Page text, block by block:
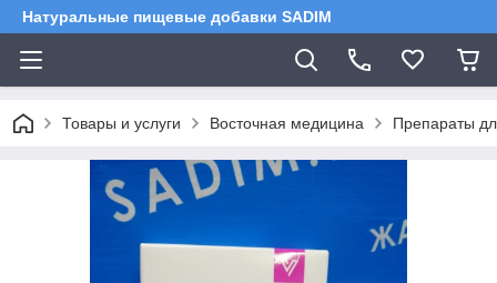
Натуральные пищевые добавки SADIM
Товары и услуги Восточная медицина Препараты